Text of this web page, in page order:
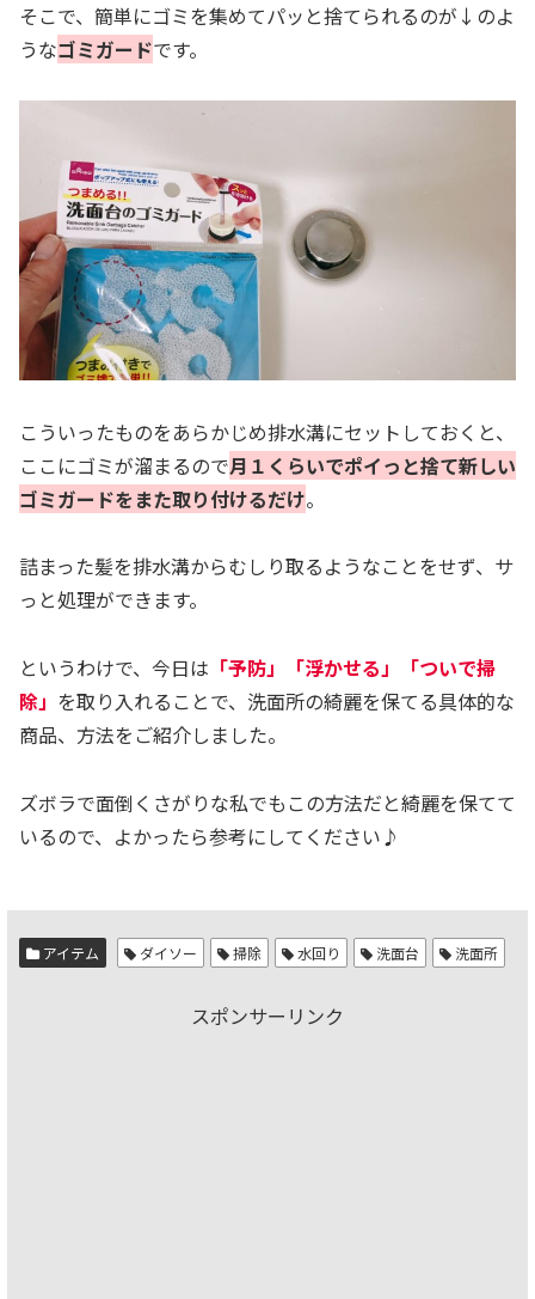
そこで、簡単にゴミを集めてパッと捨てられるのが↓のよ
うなゴミガードです。
こういったものをあらかじめ排水溝にセットしておくと、
ここにゴミが溜まるので月１くらいでポイっと捨て新しい
ゴミガードをまた取り付けるだけ。
詰まった髪を排水溝からむしり取るようなことをせず、サ
っと処理ができます。
というわけで、今日は 「予防」「浮かせる」「ついで掃
除」 を取り入れることで、洗面所の綺麗を保てる具体的な
商品、方法をご紹介しました。
ズボラで面倒くさがりな私でもこの方法だと綺麗を保てて
いるので、よかったら参考にしてください♪
アイテム ダイソー 掃除 水回り 洗面台 洗面所
スポンサーリンク